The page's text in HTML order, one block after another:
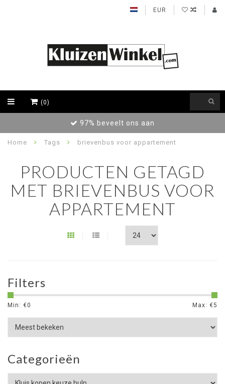
EUR
(0)
97% beveelt ons aan
Home Tags brievenbus voor appartement
PRODUCTEN GETAGD
MET BRIEVENBUS VOOR
APPARTEMENT
Filters
Min: €0 Max: €5
Categorieën